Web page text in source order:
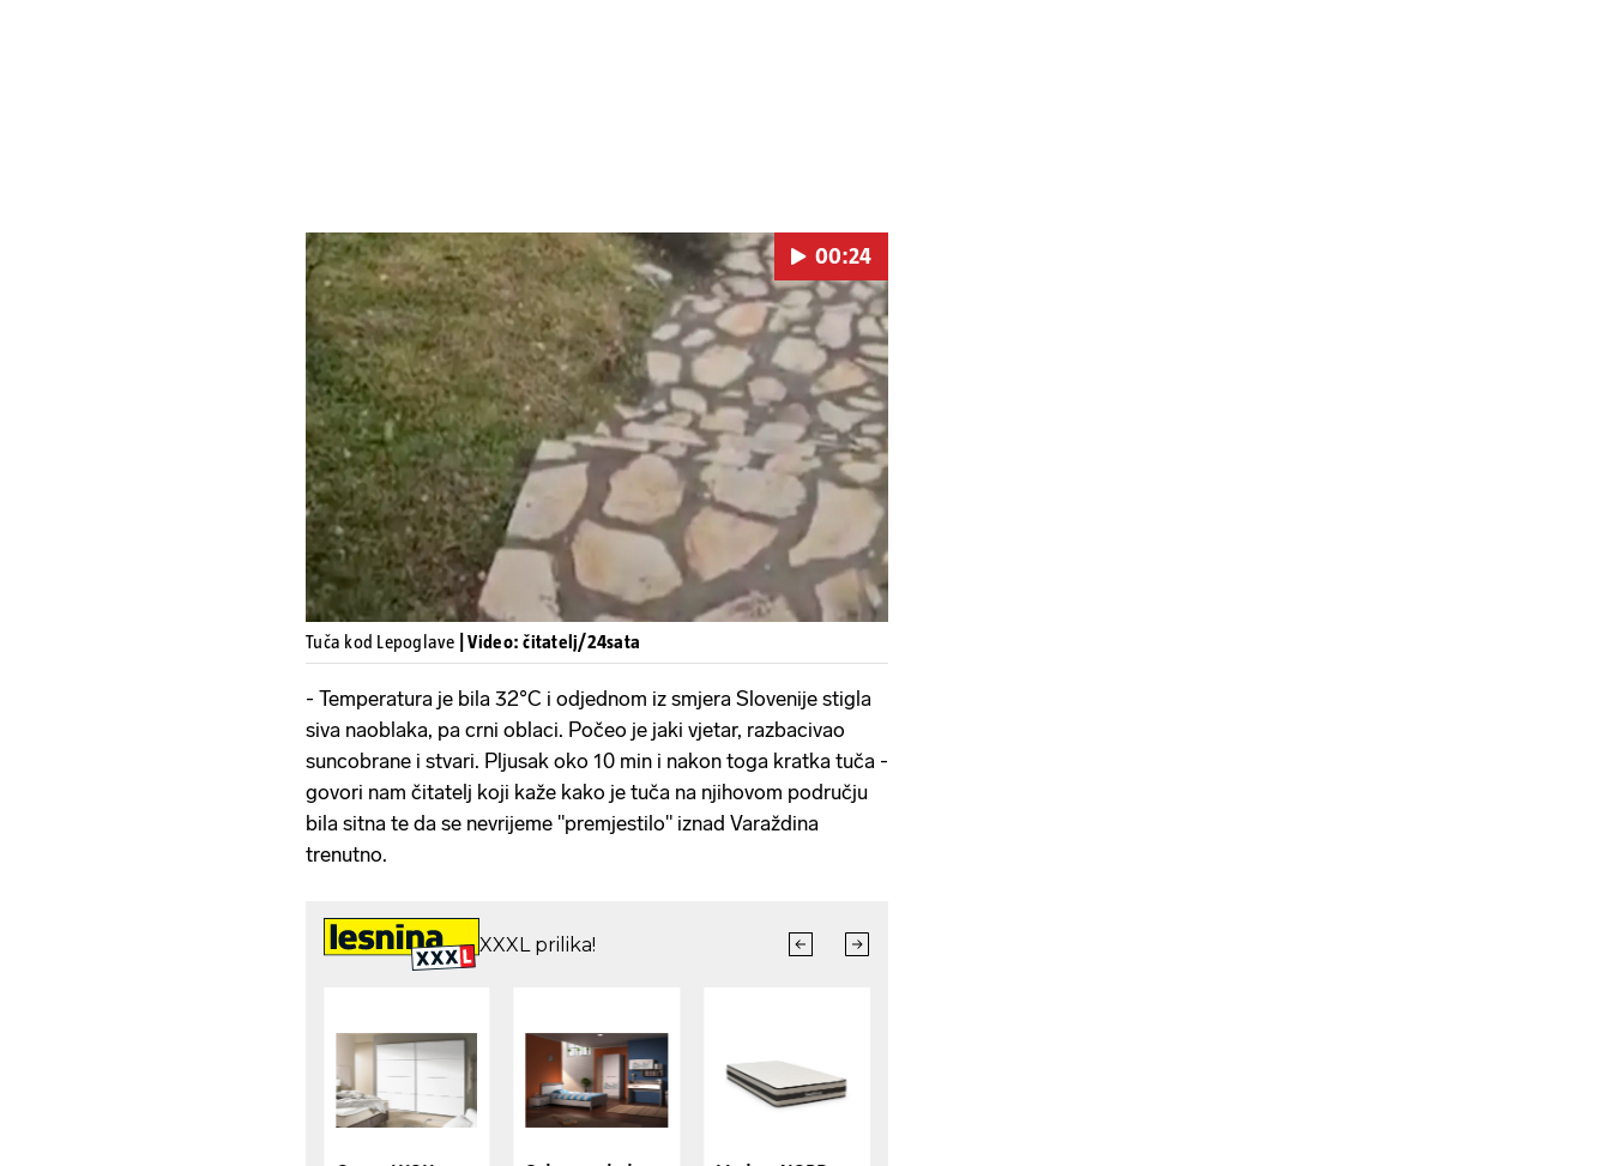
Pokretanje videa...
00:24
Tuča kod Lepoglave | Video: čitatelj/24sata
- Temperatura je bila 32°C i odjednom iz smjera Slovenije stigla
siva naoblaka, pa crni oblaci. Počeo je jaki vjetar, razbacivao
suncobrane i stvari. Pljusak oko 10 min i nakon toga kratka tuča -
govori nam čitatelj koji kaže kako je tuča na njihovom području
bila sitna te da se nevrijeme "premjestilo" iznad Varaždina
trenutno.